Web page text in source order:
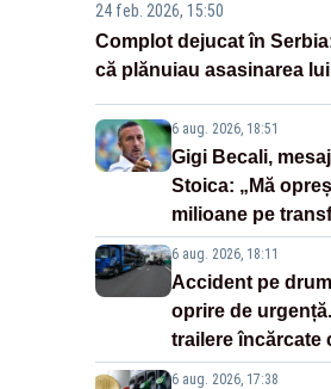
24 feb. 2026, 15:50
Complot dejucat în
că plănuiau asasinarea
6 aug. 2026, 18:51
Gigi Becali,
Stoica: „Mă
milioane pe
6 aug. 2026, 18:11
Accident pe
oprire de
trailere încărcate
6 aug. 2026, 17:38